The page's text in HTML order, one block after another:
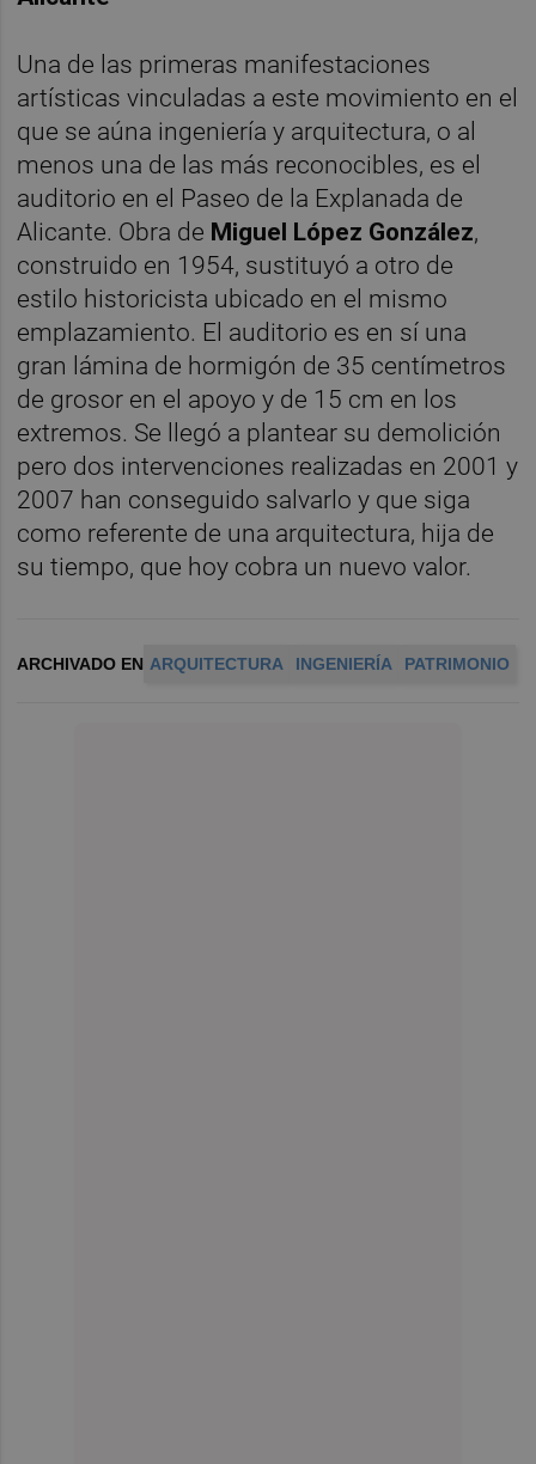
Una de las primeras manifestaciones
artísticas vinculadas a este movimiento en el
que se aúna ingeniería y arquitectura, o al
menos una de las más reconocibles, es el
auditorio en el Paseo de la Explanada de
Alicante. Obra de Miguel López González,
construido en 1954, sustituyó a otro de
estilo historicista ubicado en el mismo
emplazamiento. El auditorio es en sí una
gran lámina de hormigón de 35 centímetros
de grosor en el apoyo y de 15 cm en los
extremos. Se llegó a plantear su demolición
pero dos intervenciones realizadas en 2001 y
2007 han conseguido salvarlo y que siga
como referente de una arquitectura, hija de
su tiempo, que hoy cobra un nuevo valor.
ARCHIVADO EN ARQUITECTURA INGENIERÍA PATRIMONIO